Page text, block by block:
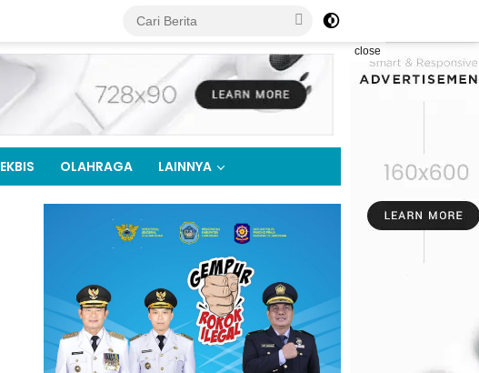
close
EKBIS OLAHRAGA LAINNYA